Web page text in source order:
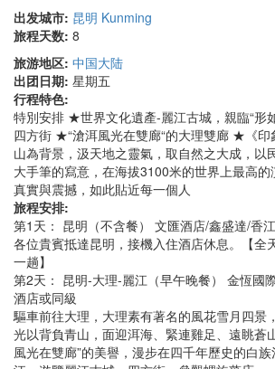
出发城市: 昆明 Kunming
旅程天数: 8
旅游地区: 中国大陆
出团日期: 星期五
行程特色:
特別安排 ★世界文化遺產-麗江古城，親臨“形
四方街 ★“滄洱風光在雙廊“的大理雙廊 ★《印
山為背景，汲天地之靈氣，取自然之大成，以
大手筆的寫意，在海拔3100米的世界上最高
真實與震撼，如此貼近每一個人
旅程安排:
第1天： 昆明（不含餐） 文匯酒店/鑫盛達/香
各位貴賓抵達昆明，接機入住酒店休息。【全
一趟】
第2天： 昆明-大理-麗江（早午晚餐） 金恆國
酒店或同級
驅車前往大理，大理素有著名的風花雪月四景
光以背負青山，面迎洱海、緊連雞足、遠眺蒼
風光在雙廊”的美譽，漫步在四千年歷史的白